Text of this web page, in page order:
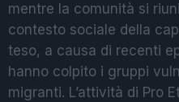
mentre la comunità si
contesto sociale della
teso, a causa di recenti
hanno colpito i gruppi
migranti. L’attività di Pro